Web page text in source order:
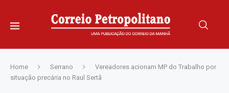
Home Serrano
Vereadores acionam MP do Trabalho por
situação precária no Raul Sertã